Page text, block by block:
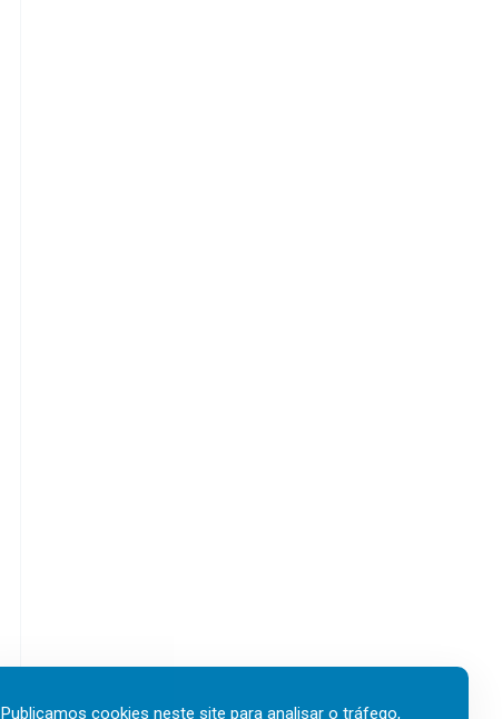
Publicamos cookies neste site para analisar o tráfego,